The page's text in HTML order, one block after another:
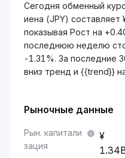
Сегодня обменный
иена (JPY)
показывая Рост на
последнюю неделю
-1.31%. За последние
вниз тренд и {{trend}}
Рыночные данные
Рын. капитали
зация